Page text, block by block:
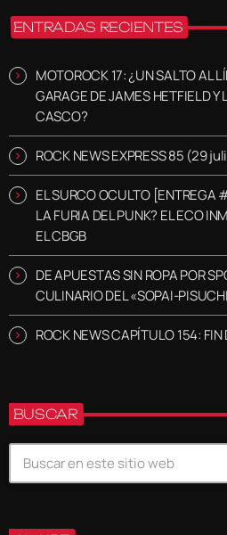
ENTRADAS RECIENTES
MOTOROCK 17: ¿UN SALTO AL
GARAGE DE JAMES HETFIELD Y
CASCO?
ROCK NEWS EXPRESS 85 (29
EL SURCO OCULTO [ENTREGA
LA FURIA DEL PUNK? EL ECO
EL CBGB
DE APUESTAS SIN ROPA POR
CULINARIO DEL «SOPAI-
ROCK NEWS CAPÍTULO 154:
BUSCAR